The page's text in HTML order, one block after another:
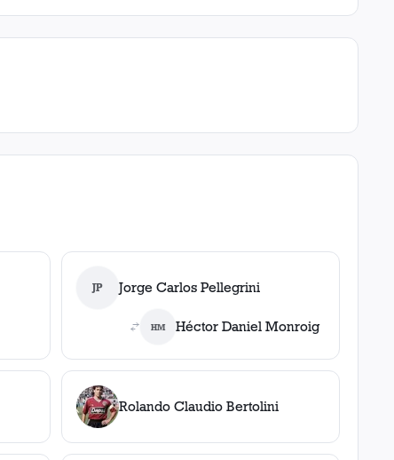
JP Jorge Carlos Pellegrini
HM Héctor Daniel Monroig
Rolando Claudio Bertolini